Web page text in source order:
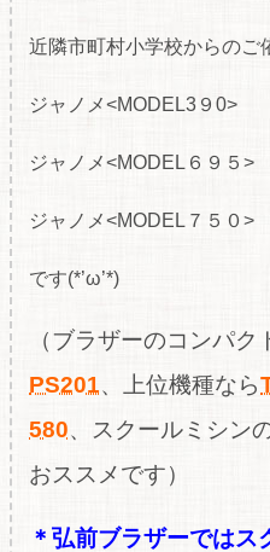
近隣市町村小学校からのご
ジャノメ<MODEL3９0>
ジャノメ<MODEL６９５>
ジャノメ<MODEL７５０>
です(*’ω’*)
（ブラザーのコンパク
PS201、上位機種なら
580、スクールミシン
おススメです）
＊弘前ブラザーではス